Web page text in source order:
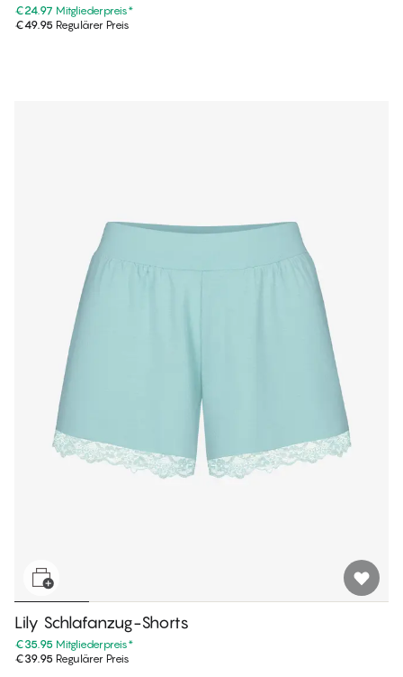
€24.97 Mitgliederpreis*
€49.95 Regulärer Preis
Lily Schlafanzug-Shorts
€35.95 Mitgliederpreis*
€39.95 Regulärer Preis